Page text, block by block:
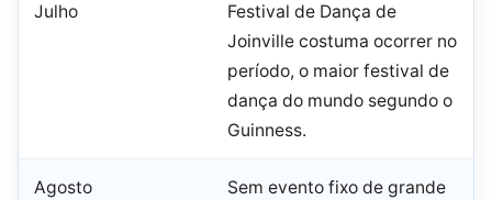
Julho
Festival de Dança de
Joinville costuma ocorrer no
período, o maior festival de
dança do mundo segundo o
Guinness.
Agosto
Sem evento fixo de grande